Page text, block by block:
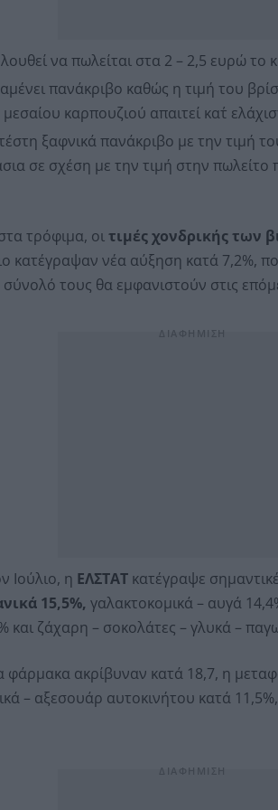
να πωλείται στα 2 – 2,5 ευρώ το
πανάκριβο καθώς η τιμή του
καρπουζιού απαιτεί κατ΄
ξαφνικά πανάκριβο με την τιμή
σε σχέση με την τιμή στην
τρόφιμα, οιτιμές χονδρικής των
κατέγραψαν νέα αύξηση κατά 7,2%,
σύνολό τους θα εμφανιστούν στις
Ιούλιο, η ΕΛΣΤΑΤ κατέγραψε
15,5%, γαλακτοκομικά – αυγά
και ζάχαρη – σοκολάτες – γλυκά –
φάρμακα ακρίβυναν κατά 18,7, η
– αξεσουάρ αυτοκινήτου κατά